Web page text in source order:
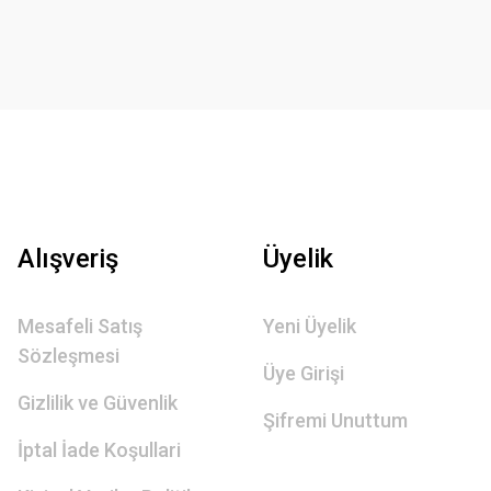
Alışveriş
Mesafeli Satış
Sözleşmesi
Gizlilik ve Güvenlik
İptal İade Koşullari
Üyelik
Yeni Üyelik
Üye Girişi
Şifremi Unuttum